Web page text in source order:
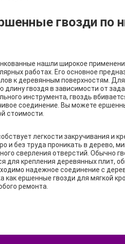
гвозди по
нашли широкое
работах. Его основное
к деревянным поверхностям.
гвоздя в зависимости от
инструмента, гвоздь
соединение. Вы можете
стоимости.
легкости закручивания и
и без труда проникать в дерево,
сверления отверстий. Обычно
для крепления деревянных плит,
надежное соединение с
как ершенные гвозди для мягкой
ремонта.